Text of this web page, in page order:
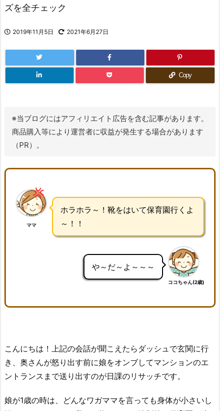
ズを全チェック
2019年11月5日 2021年6月27日
Copy
※当ブログにはアフィリエイト広告を含む記事があります。
商品購入等により運営者に収益が発生する場合があります
（PR）。
ママ
ホラホラ～！靴をはいて保育園行くよ
～！！
や～だ～よ～～～
ココちゃん(2歳)
こんにちは！上記の会話が聞こえたらダッシュで玄関に行
き、奥さんが怒り出す前に娘をオンブしてマンションのエ
ントランスまで送り出すのが日課のリサッチです。
娘が1歳の時は、どんなワガママを言っても身体が小さいし